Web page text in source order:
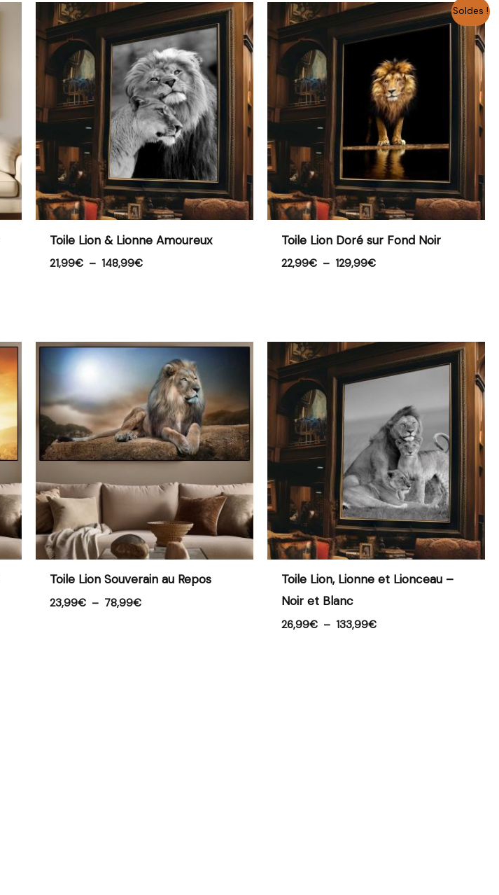
Toile Lion & Lionne Amoureux
21,99€ – 148,99€
Plage
prix :
21,99€
à
148,99€
Soldes !
Toile Lion Doré sur Fond Noir
22,99€ – 129,99€
prix :
à
129,99€
Toile Lion Souverain au Repos
23,99€ – 78,99€
Plage
prix :
23,99€
à
78,99€
Toile Lion, Lionne et Lionceau –
Noir et Blanc
26,99€ – 133,99€
Plage
de
prix :
133,99€